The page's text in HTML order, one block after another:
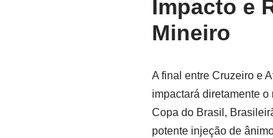
Impacto e
Mineiro
A final entre Cruzeiro e
impactará diretamente
Copa do Brasil,
potente injeção de